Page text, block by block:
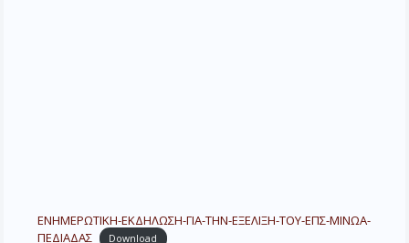
ΕΝΗΜΕΡΩΤΙΚΗ-ΕΚΔΗΛΩΣΗ-ΓΙΑ-ΤΗΝ-ΕΞΕΛΙΞΗ-ΤΟΥ-ΕΠΣ-ΜΙΝΩΑ-
ΠΕΔΙΑΔΑΣ
Download